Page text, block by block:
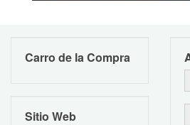
Carro de la Compra
Sitio Web